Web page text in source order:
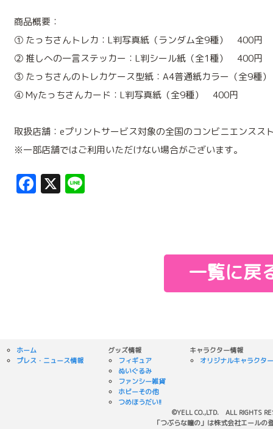
商品概要：
① たっちさんトレカ：L判写真紙（ランダム全9種） 400円
② 推しへの一言ステッカー：L判シール紙（全1種） 400円
③ たっちさんのトレカケース型紙：A4普通紙カラー（全9種
④ Myたっちさんカード：L判写真紙（全9種） 400円
取扱店舗：eプリントサービス対象の全国のコンビニエンスス
※一部店舗ではご利用いただけない場合がございます。
Facebook
X Line
一覧に戻
ホーム
プレス・ニュース情報
グッズ情報
フィギュア
ぬいぐるみ
ファンシー雑貨
ホビーその他
つめほうだい!!
キャラクター情報
オリジナルキャラクター
©YELL CO.,LTD. ALL RIGHTS
「つぶらな瞳の」は株式会社エールの